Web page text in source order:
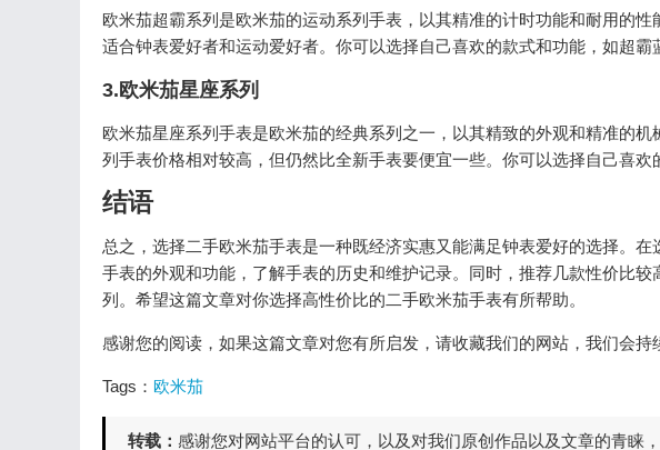
欧米茄超霸系列是欧米茄的运动系列手表，以其精准的计时功能和耐用的
适合钟表爱好者和运动爱好者。你可以选择自己喜欢的款式和功能，如超霸
3.欧米茄星座系列
欧米茄星座系列手表是欧米茄的经典系列之一，以其精致的外观和精准的
列手表价格相对较高，但仍然比全新手表要便宜一些。你可以选择自己喜欢
结语
总之，选择二手欧米茄手表是一种既经济实惠又能满足钟表爱好的选择。
手表的外观和功能，了解手表的历史和维护记录。同时，推荐几款性价比
列。希望这篇文章对你选择高性价比的二手欧米茄手表有所帮助。
感谢您的阅读，如果这篇文章对您有所启发，请收藏我们的网站，我们会持
Tags： 欧米茄
转载： 感谢您对网站平台的认可，以及对我们原创作品以及文章的青睐